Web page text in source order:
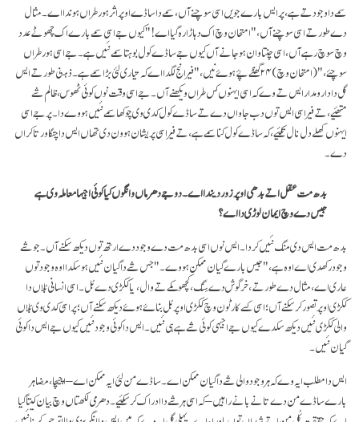
سمے دا وجود تے ہے، پرایس بارے جویں اسی سوچنے آں، سمے دا ساڈے اوپر اثر ہور طراں ہوندا اے۔ مثال
دے طور تے اسی سوچنے آں،"امتحان وچ اک دہاڑا رہ گیا اے!" کیوں جے اسی سمے بارے اک چھوٹے عدد
وچ سوچ رہے آں، اسی چنتا وان ہو جانے آں کیوں جے ساڈے کول بوہتا سمے نئیں ہے۔ جے اسی ہور طراں
سوچئے،"(امتحان وچ) ۲۴ گھنٹے پۓ ہوۓ نیں،" فیر انج لگدا اے کہ تیاری لئی بڑا سمے ہے۔ ذہنی طور تے ایس
گل دا دارومدار ایس تے وے کہ اسی ایہنوں کس طراں ویکھنے آں۔ جے اسی وقت نوں کوئی ٹھوس، ظالم شے
متھئیے، تے فیر اسی ایس توں دب جاواں دے تے ساڈے کول کدی وی چوکھا سمے نئیں ہووے دا۔ پر جے اسی
ایہنوں کھلے دل نال تکئیے، کہ ساڈے کول کنا سمے ہے، تے فیر اسی پریشان ہوون دی تھاں ایس دا چنگا ورتا کراں
دے۔
بدھ مت عقل اتے بدھی اوپر زور دیندا اے۔ دوجے دھرماں وانگوں کیا کوئی اجیہا معاملہ وی ہے
جیس دے وچ ایمان لوڑی دا اے؟
بدھ مت ایس دی منگ نئیں کردا۔ ایس نوں اسی بدھ مت دے وجود دے ارتھ توں دیکھ سکنے آں۔ جو شے
وجود رکھدی اے اوہ ہے،"جیس بارے گیان ممکن ہووے۔" جس شے دا گیان نئیں ہو سکدا اوہ وجود توں
عاری اے، مثال دے طور تے، خرگوش دے سِنگ، کچھو کمے تے وال، یا ککڑی دے بُل۔ اسی انسانی بُلاں دا
ککڑی اوپر تصور کر سکنے آں؛ اسی کسے کارٹون وچ ککڑی اوپر بُل بناۓ ہوۓ دیکھ سکنے آں؛ پر اسی کدی وی بُلاں
والی ککڑی نئیں دیکھ سکدے کیوں جے اجیہی کوئی شے ہے ہی نئیں۔ ایس دا کوئی وجود نئیں کیوں جے ایس دا کوئی
گیان نئیں۔
ایس دا مطلب ایہ وے کہ ہر وجود والی شے دا گیان ممکن اے۔ ساڈے من لئی ایہ ممکن اے – اچیچا، مضاہر
بارے ساڈے من دے تانے بانے راہیں – کہ اسی ہر شے دا ادراک کر سکئیے۔ دھرمی لکھتاں وچ بیان کیتا گیا